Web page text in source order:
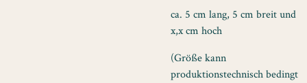
ca. 5 cm lang, 5 cm breit und
x,x cm hoch
(Größe kann
produktionstechnisch bedingt